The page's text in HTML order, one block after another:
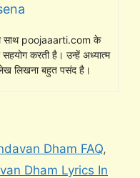
साथ poojaaarti.com के
करती है। उन्हें अध्यात्म
लिखना बहुत पसंद है।
Dham FAQ,
Dham Lyrics In